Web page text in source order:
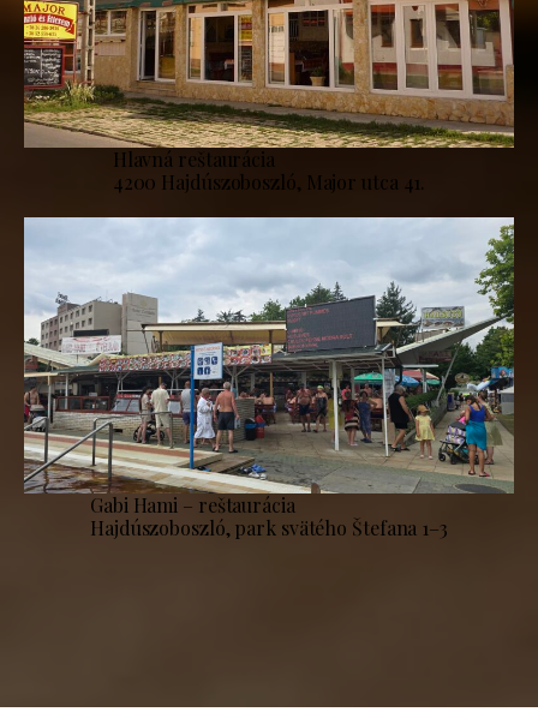
Hlavná reštaurácia
4200 Hajdúszoboszló, Major utca 41.
Gabi Hami – reštaurácia
Hajdúszoboszló, park svätého Štefana 1–3